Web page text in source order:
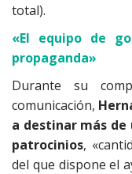
total).
«El equipo de
propaganda»
Durante su
comunicación,
a destinar más
patrocinios,
del que dispone el